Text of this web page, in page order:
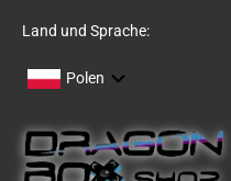
Land und Sprache:
Polen